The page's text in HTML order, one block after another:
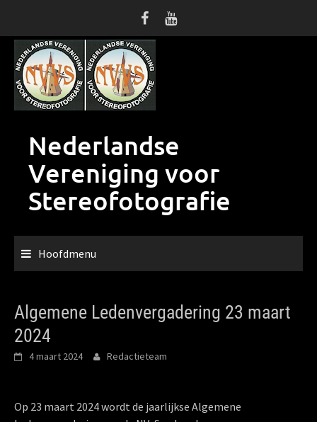
inhoud
Nederlandse
Vereniging voor
Stereofotografie
Hoofdmenu
Algemene Ledenvergadering 23 maart
2024
4 maart 2024 Redactieteam
Op 23 maart 2024 wordt de jaarlijkse Algemene